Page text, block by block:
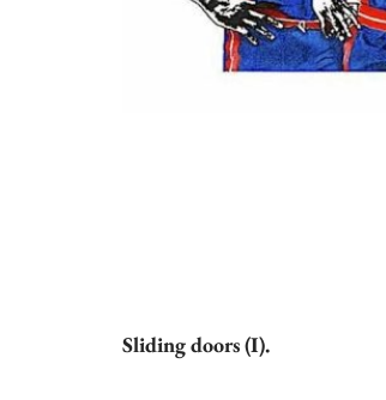
Sliding doors (I).